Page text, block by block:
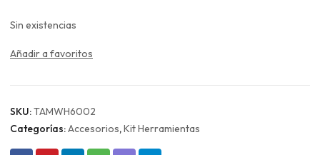
Sin existencias
Añadir a favoritos
SKU:TAMWH6002
Categorías:Accesorios,Kit Herramientas